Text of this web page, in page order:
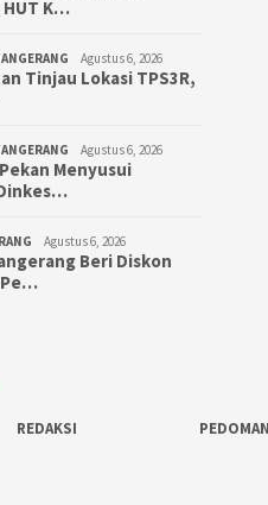
HUT K…
Agustus 6, 2026
Tinjau Lokasi TPS3R,
Agustus 6, 2026
Menyusui
Agustus 6, 2026
Beri Diskon
Pe…
REDAKSI